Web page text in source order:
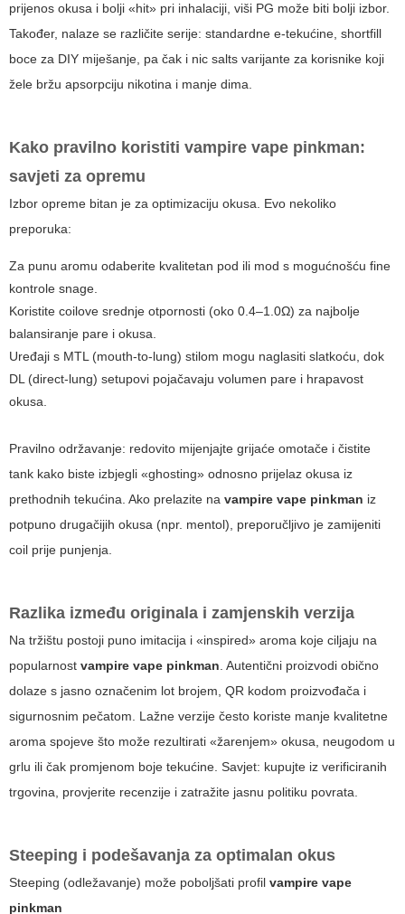
prijenos okusa i bolji «hit» pri inhalaciji, viši PG može biti bolji izbor.
Također, nalaze se različite serije: standardne e-tekućine, shortfill
boce za DIY miješanje, pa čak i nic salts varijante za korisnike koji
žele bržu apsorpciju nikotina i manje dima.
Kako pravilno koristiti vampire vape pinkman:
savjeti za opremu
Izbor opreme bitan je za optimizaciju okusa. Evo nekoliko
preporuka:
Za punu aromu odaberite kvalitetan pod ili mod s mogućnošću fine
kontrole snage.
Koristite coilove srednje otpornosti (oko 0.4–1.0Ω) za najbolje
balansiranje pare i okusa.
Uređaji s MTL (mouth-to-lung) stilom mogu naglasiti slatkoću, dok
DL (direct-lung) setupovi pojačavaju volumen pare i hrapavost
okusa.
Pravilno održavanje: redovito mijenjajte grijaće omotače i čistite
tank kako biste izbjegli «ghosting» odnosno prijelaz okusa iz
prethodnih tekućina. Ako prelazite na vampire vape pinkman iz
potpuno drugačijih okusa (npr. mentol), preporučljivo je zamijeniti
coil prije punjenja.
Razlika između originala i zamjenskih verzija
Na tržištu postoji puno imitacija i «inspired» aroma koje ciljaju na
popularnost vampire vape pinkman. Autentični proizvodi obično
dolaze s jasno označenim lot brojem, QR kodom proizvođača i
sigurnosnim pečatom. Lažne verzije često koriste manje kvalitetne
aroma spojeve što može rezultirati «žarenjem» okusa, neugodom u
grlu ili čak promjenom boje tekućine. Savjet: kupujte iz verificiranih
trgovina, provjerite recenzije i zatražite jasnu politiku povrata.
Steeping i podešavanja za optimalan okus
Steeping (odležavanje) može poboljšati profil vampire vape
pinkman